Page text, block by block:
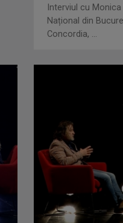
Interviul cu
Național din
Concordia, ...